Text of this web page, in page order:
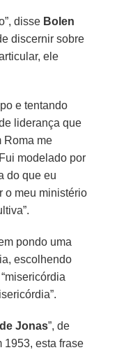
disse Bolen
discernir sobre
ele
e tentando
liderança que
Roma me
modelado por
do que eu
o meu ministério
pondo uma
escolhendo
Jonas”, de
1953, esta frase